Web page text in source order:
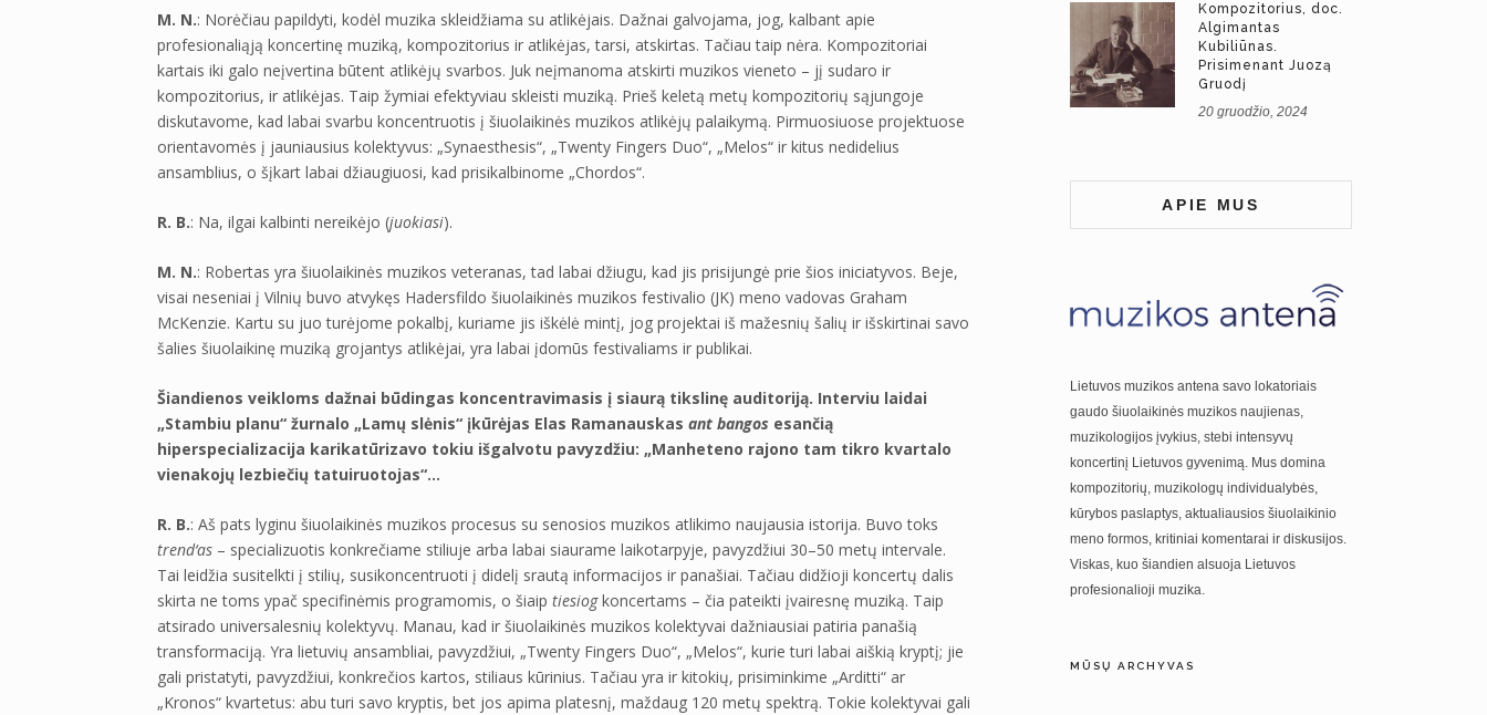
M. N.: Norėčiau papildyti, kodėl muzika skleidžiama su atlikėjais. Dažnai galvojama, jog, kalbant apie
profesionaliąją koncertinę muziką, kompozitorius ir atlikėjas, tarsi, atskirtas. Tačiau taip nėra. Kompozitoriai
kartais iki galo neįvertina būtent atlikėjų svarbos. Juk neįmanoma atskirti muzikos vieneto – jį sudaro ir
kompozitorius, ir atlikėjas. Taip žymiai efektyviau skleisti muziką. Prieš keletą metų kompozitorių sąjungoje
diskutavome, kad labai svarbu koncentruotis į šiuolaikinės muzikos atlikėjų palaikymą. Pirmuosiuose projektuose
orientavomės į jauniausius kolektyvus: „Synaesthesis“, „Twenty Fingers Duo“, „Melos“ ir kitus nedidelius
ansamblius, o šįkart labai džiaugiuosi, kad prisikalbinome „Chordos“.
R. B.: Na, ilgai kalbinti nereikėjo (juokiasi).
M. N.: Robertas yra šiuolaikinės muzikos veteranas, tad labai džiugu, kad jis prisijungė prie šios iniciatyvos. Beje,
visai neseniai į Vilnių buvo atvykęs Hadersfildo šiuolaikinės muzikos festivalio (JK) meno vadovas Graham
McKenzie. Kartu su juo turėjome pokalbį, kuriame jis iškėlė mintį, jog projektai iš mažesnių šalių ir išskirtinai savo
šalies šiuolaikinę muziką grojantys atlikėjai, yra labai įdomūs festivaliams ir publikai.
Šiandienos veikloms dažnai būdingas koncentravimasis į siaurą tikslinę auditoriją. Interviu laidai
„Stambiu planu“ žurnalo „Lamų slėnis“ įkūrėjas Elas Ramanauskas ant bangos esančią
hiperspecializacija karikatūrizavo tokiu išgalvotu pavyzdžiu: „Manheteno rajono tam tikro kvartalo
vienakojų lezbiečių tatuiruotojas“…
R. B.: Aš pats lyginu šiuolaikinės muzikos procesus su senosios muzikos atlikimo naujausia istorija. Buvo toks
trend‘as – specializuotis konkrečiame stiliuje arba labai siaurame laikotarpyje, pavyzdžiui 30–50 metų intervale.
Tai leidžia susitelkti į stilių, susikoncentruoti į didelį srautą informacijos ir panašiai. Tačiau didžioji koncertų dalis
skirta ne toms ypač specifinėmis programomis, o šiaip tiesiogkoncertams – čia pateikti įvairesnę muziką. Taip
atsirado universalesnių kolektyvų. Manau, kad ir šiuolaikinės muzikos kolektyvai dažniausiai patiria panašią
transformaciją. Yra lietuvių ansambliai, pavyzdžiui, „Twenty Fingers Duo“, „Melos“, kurie turi labai aiškią kryptį; jie
gali pristatyti, pavyzdžiui, konkrečios kartos, stiliaus kūrinius. Tačiau yra ir kitokių, prisiminkime „Arditti“ ar
„Kronos“ kvartetus: abu turi savo kryptis, bet jos apima platesnį, maždaug 120 metų spektrą. Tokie kolektyvai gali
Kompozitorius, doc.
Algimantas
Kubiliūnas.
Prisimenant Juozą
Gruodį
20 gruodžio, 2024
APIE MUS
Lietuvos muzikos antena savo lokatoriais
gaudo šiuolaikinės muzikos naujienas,
muzikologijos įvykius, stebi intensyvų
koncertinį Lietuvos gyvenimą. Mus domina
kompozitorių, muzikologų individualybės,
kūrybos paslaptys, aktualiausios šiuolaikinio
meno formos, kritiniai komentarai ir diskusijos.
Viskas, kuo šiandien alsuoja Lietuvos
profesionalioji muzika.
MŪSŲ ARCHYVAS